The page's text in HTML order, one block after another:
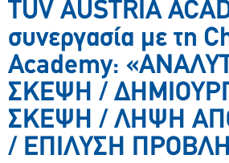
TÜV AUSTRIA
συνεργασία με τη
Academy:
ΣΚΕΨΗ /
ΣΚΕΨΗ / ΛΗΨΗ
/ ΕΠΙΛΥΣΗ